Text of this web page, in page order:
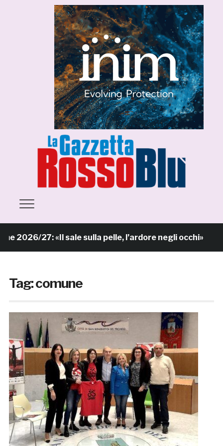
27: «Il sale sulla pelle, l’ardore negli occhi» 6 ore
Tag:comune